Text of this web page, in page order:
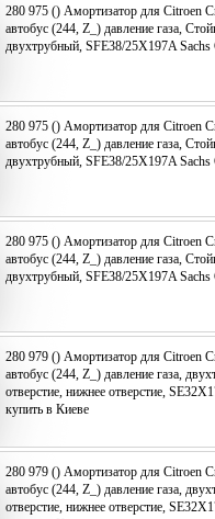
280 975 () Амортизатор для Citroen
автобус (244, Z_) давление газа,
двухтрубный, SFE38/25X197A Sachs
280 975 () Амортизатор для Citroen
автобус (244, Z_) давление газа,
двухтрубный, SFE38/25X197A Sachs
280 975 () Амортизатор для Citroen
автобус (244, Z_) давление газа,
двухтрубный, SFE38/25X197A Sachs
280 979 () Амортизатор для Citroen
автобус (244, Z_) давление газа,
отверстие, нижнее отверстие,
купить в Киеве
280 979 () Амортизатор для Citroen
автобус (244, Z_) давление газа,
отверстие, нижнее отверстие,